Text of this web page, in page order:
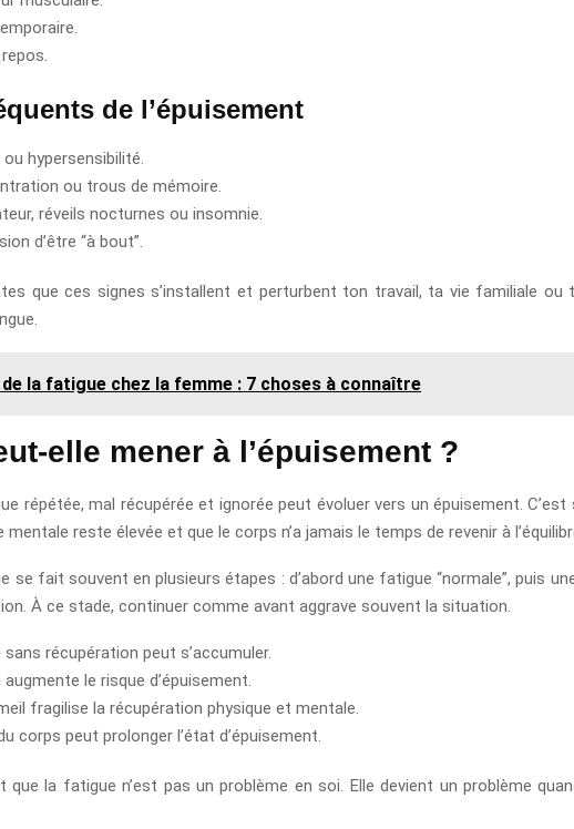
de l’épuisement
hypersensibilité.
ou trous de mémoire.
réveils nocturnes ou insomnie.
d’être “à bout”.
que ces signes s’installent et perturbent ton travail, ta vie familiale
de la fatigue chez la femme : 7 choses à connaître
elle mener à l’épuisement ?
répétée, mal récupérée et ignorée peut évoluer vers un épuisement.
reste élevée et que le corps n’a jamais le temps de revenir à
se fait souvent en plusieurs étapes : d’abord une fatigue “normale”, puis
À ce stade, continuer comme avant aggrave souvent la situation.
récupération peut s’accumuler.
le risque d’épuisement.
fragilise la récupération physique et mentale.
corps peut prolonger l’état d’épuisement.
que la fatigue n’est pas un problème en soi. Elle devient un problème